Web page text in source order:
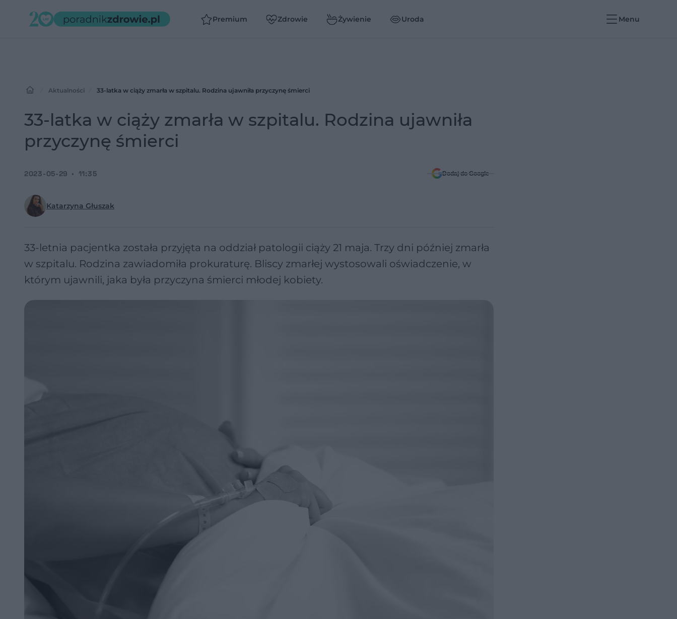
Premium Zdrowie Żywienie Uroda Menu
Aktualności 33-latka w ciąży zmarła w szpitalu. Rodzina ujawniła przyczynę śmierci
33-latka w ciąży zmarła w szpitalu. Rodzina ujawniła
przyczynę śmierci
Katarzyna Głuszak
2023-05-29 11:35 Dodaj do Google
33-letnia pacjentka została przyjęta na oddział patologii ciąży 21 maja. Trzy dni później zmarła
w szpitalu. Rodzina zawiadomiła prokuraturę. Bliscy zmarłej wystosowali oświadczenie, w
którym ujawnili, jaka była przyczyna śmierci młodej kobiety.